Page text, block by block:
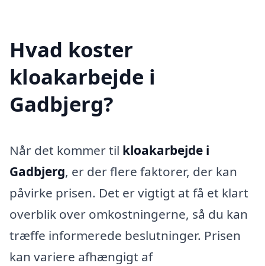
Hvad koster
kloakarbejde i
Gadbjerg?
Når det kommer til kloakarbejde i
Gadbjerg, er der flere faktorer, der kan
påvirke prisen. Det er vigtigt at få et klart
overblik over omkostningerne, så du kan
træffe informerede beslutninger. Prisen
kan variere afhængigt af